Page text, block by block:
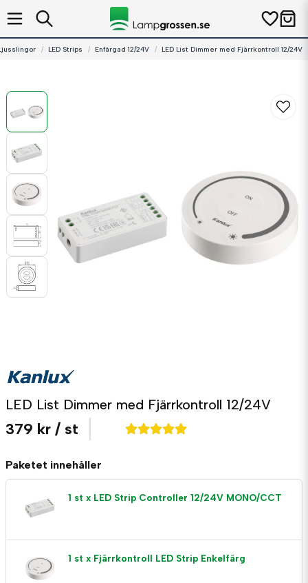
LED Strips Enfärgad 12/24V LED List Dimmer med Fjärrkontroll 12/24V
LED List Dimmer med Fjärrkontroll 12/24V
379 kr / st
Paketet innehåller
1 st x LED Strip Controller 12/24V MONO/CCT
1 st x Fjärrkontroll LED Strip Enkelfärg